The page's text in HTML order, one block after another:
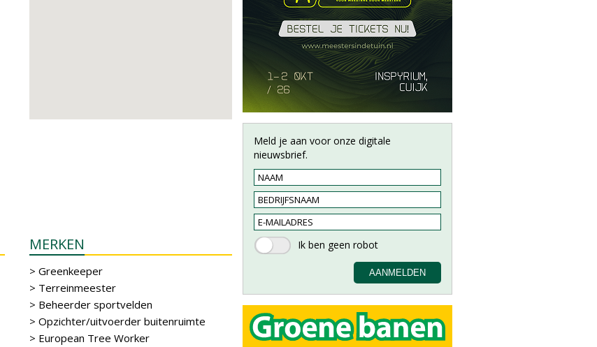
MERKEN
> Greenkeeper
> Terreinmeester
> Beheerder sportvelden
> Opzichter/uitvoerder buitenruimte
> European Tree Worker
Meld je aan voor onze digitale
nieuwsbrief.